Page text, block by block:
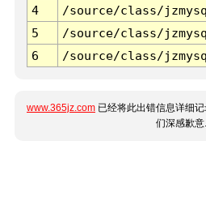
4
/source/class/
5
/source/class/
6
/source/class/
www.365jz.com 已经将此出错信息详细
们深感歉意.